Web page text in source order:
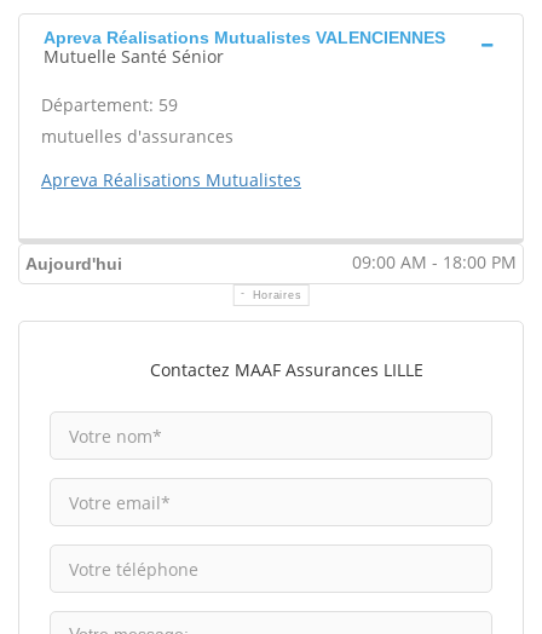
Apreva Réalisations Mutualistes VALENCIENNES
Mutuelle Santé Sénior
Département: 59
mutuelles d'assurances
Apreva Réalisations Mutualistes
Aujourd'hui 09:00 AM - 18:00 PM
Horaires
Contactez MAAF Assurances LILLE